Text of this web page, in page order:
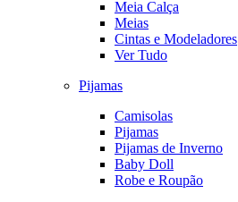
Meia Calça
Meias
Cintas e Modeladores
Ver Tudo
Pijamas
Camisolas
Pijamas
Pijamas de Inverno
Baby Doll
Robe e Roupão